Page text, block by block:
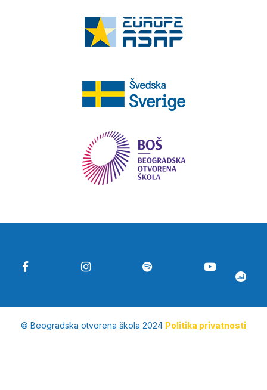
© Beogradska otvorena škola 2024 Politika privatnosti